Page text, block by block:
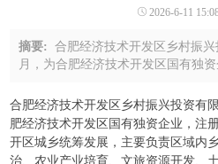
2026-6-11
摘要:合肥经济技术开发区乡村振
月，为合肥经济技术开发区国有独资
设、人居环境整治、农业产业培育
合肥经济技术开发区乡村振兴投资有
肥经济技术开发区国有独资企业，注
开区城乡统筹发展，主要负责区域内
治、农业产业培育、文旅资源开发、